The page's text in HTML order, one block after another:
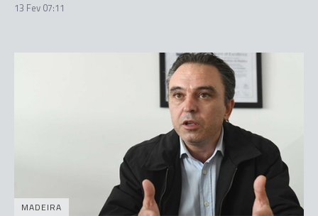
13 Fev 07:11
MADEIRA